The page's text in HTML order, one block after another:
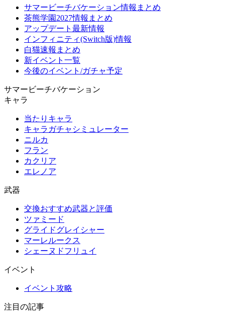
サマービーチバケーション情報まとめ
茶熊学園2027情報まとめ
アップデート最新情報
インフィニティ(Switch版)情報
白猫速報まとめ
新イベント一覧
今後のイベント/ガチャ予定
サマービーチバケーション
キャラ
当たりキャラ
キャラガチャシミュレーター
ニルカ
フラン
カクリア
エレノア
武器
交換おすすめ武器と評価
ツァミード
グライドグレイシャー
マーレルークス
シェーヌドフリュイ
イベント
イベント攻略
注目の記事